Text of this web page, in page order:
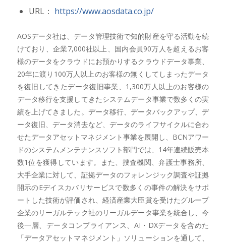
URL： https://www.aosdata.co.jp/
AOSデータ社は、データ管理技術で知的財産を守る活動を続
けており、企業7,000社以上、国内会員90万人を超えるお客
様のデータをクラウドにお預かりするクラウドデータ事業、
20年に渡り100万人以上のお客様の無くしてしまったデータ
を復旧してきたデータ復旧事業、1,300万人以上のお客様の
データ移行を支援してきたシステムデータ事業で数多くの実
績を上げてきました。データ移行、データバックアップ、デ
ータ復旧、データ消去など、データのライフサイクルに合わ
せたデータアセットマネジメント事業を展開し、BCNアワー
ドのシステムメンテナンスソフト部門では、14年連続販売本
数1位を獲得しています。また、捜査機関、弁護士事務所、
大手企業に対して、証拠データのフォレンジック調査や証拠
開示のEデイスカバリサービスで数多くの事件の解決をサポ
ートした技術が評価され、経済産業大臣賞を受けたグループ
企業のリーガルテック社のリーガルデータ事業を統合し、今
後一層、データコンプライアンス、AI・DXデータを含めた
「データアセットマネジメント」ソリューションを通して、